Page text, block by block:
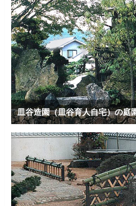
皿谷造園（皿谷育人自宅）の庭